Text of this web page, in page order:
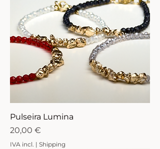
Pulseira Lumina
Preço
20,00 €
IVA incl. | Shipping